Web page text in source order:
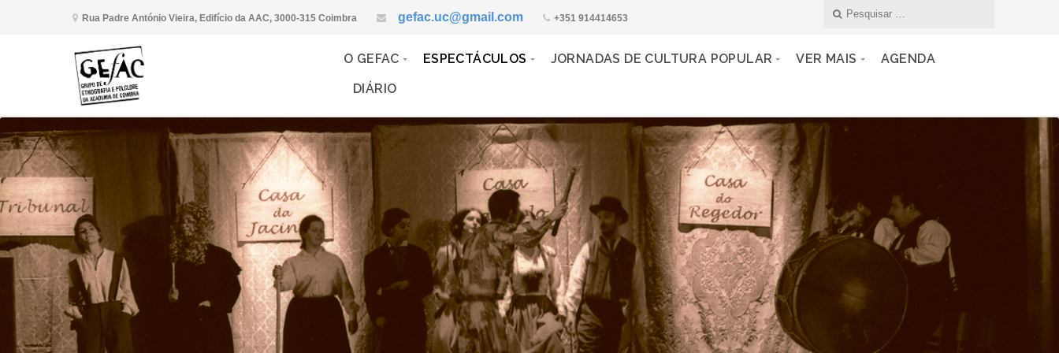
Rua Padre António Vieira, Edifício da AAC, 3000-315 Coimbra gefac.uc@gmail.com +351 914414653
O GEFAC ESPECTÁCULOS JORNADAS DE CULTURA POPULAR VER MAIS
AGENDA
DIÁRIO